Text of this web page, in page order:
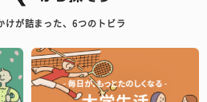
けが詰まった、6つのトビラ